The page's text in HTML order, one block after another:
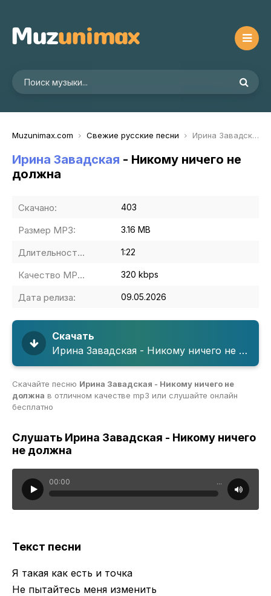
Muzunimax.com Свежие русские песни Ирина Завадская - Никому ничего не должна
Ирина Завадская - Никому ничего не
должна
Скачано: 403
Размер MP3: 3.16 MB
Длительность MP3: 1:22
Качество MP3: 320 kbps
Дата релиза: 09.05.2026
Скачать
Ирина Завадская - Никому ничего не должна
Скачайте песню Ирина Завадская - Никому ничего не
должна в отличном качестве mp3 или слушайте онлайн
бесплатно
Слушать Ирина Завадская - Никому ничего
не должна
00:00 ...
Текст песни
Я такая как есть и точка
Не пытайтесь меня изменить